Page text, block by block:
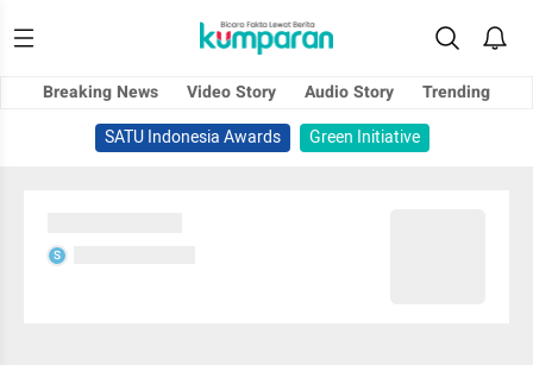
Breaking News Video Story Audio Story
Trending
SATU Indonesia Awards
Green Initiative
S